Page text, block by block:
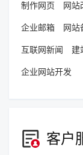
制作网页 网站
企业邮箱 网站
互联网新闻 建
企业网站开发
客户